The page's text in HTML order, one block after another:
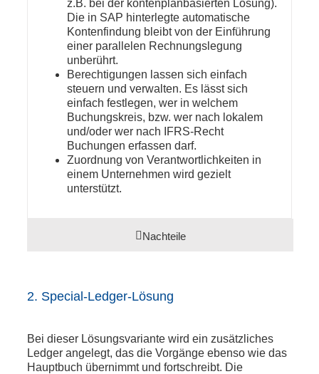
z.B. bei der kontenplanbasierten Lösung).
Die in SAP hinterlegte automatische
Kontenfindung bleibt von der Einführung
einer parallelen Rechnungslegung
unberührt.
Berechtigungen lassen sich einfach
steuern und verwalten. Es lässt sich
einfach festlegen, wer in welchem
Buchungskreis, bzw. wer nach lokalem
und/oder wer nach IFRS-Recht
Buchungen erfassen darf.
Zuordnung von Verantwortlichkeiten in
einem Unternehmen wird gezielt
unterstützt.
Nachteile
2. Special-Ledger-Lösung
Bei dieser Lösungsvariante wird ein zusätzliches
Ledger angelegt, das die Vorgänge ebenso wie das
Hauptbuch übernimmt und fortschreibt. Die